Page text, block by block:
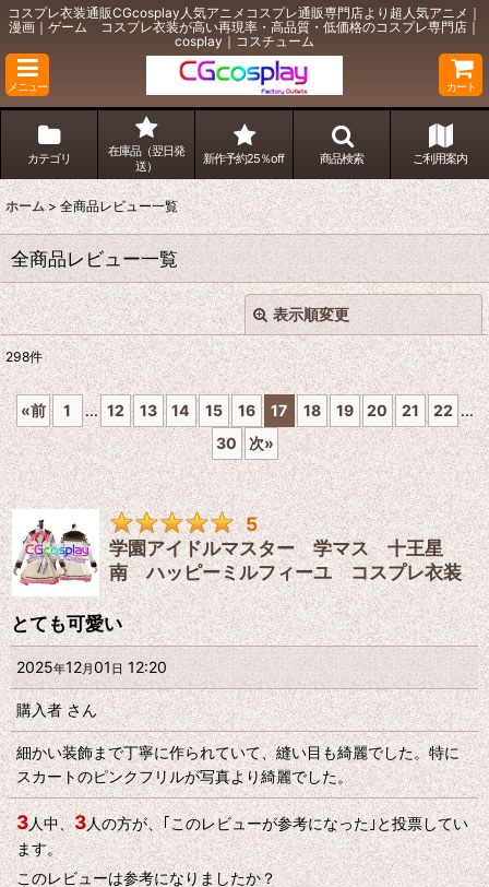
コスプレ衣装通販CGcosplay人気アニメコスプレ通販専門店より超人気アニメ｜
漫画｜ゲーム コスプレ衣装が高い再現率・高品質・低価格のコスプレ専門店｜
cosplay｜コスチューム
メニュー カート
カテゴリ
在庫品（翌日発
送）
新作予約25％off 商品検索 ご利用案内
ホーム > 全商品レビュー一覧
全商品レビュー一覧
表示順変更
レビュー検索:
期間:
画像:
星の数:
年代 :
性別:
並び順:
絞り込む
閉じる
298件
«前 1 ... 12 13 14 15 16 17 18 19 20 21 22 ...
30
次»
5
学園アイドルマスター 学マス 十王星
南 ハッピーミルフィーユ コスプレ衣装
とても可愛い
2025年12月01日12:20
購入者さん
細かい装飾まで丁寧に作られていて、縫い目も綺麗でした。特に
スカートのピンクフリルが写真より綺麗でした。
3人中、3人の方が、｢このレビューが参考になった｣と投票してい
ます。
このレビューは参考になりましたか？